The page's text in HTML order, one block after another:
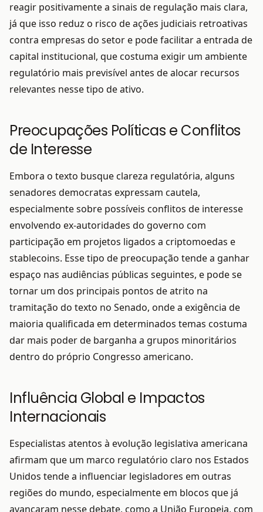
reagir positivamente a sinais de regulação mais clara,
já que isso reduz o risco de ações judiciais retroativas
contra empresas do setor e pode facilitar a entrada de
capital institucional, que costuma exigir um ambiente
regulatório mais previsível antes de alocar recursos
relevantes nesse tipo de ativo.
Preocupações Políticas e Conflitos
de Interesse
Embora o texto busque clareza regulatória, alguns
senadores democratas expressam cautela,
especialmente sobre possíveis conflitos de interesse
envolvendo ex-autoridades do governo com
participação em projetos ligados a criptomoedas e
stablecoins. Esse tipo de preocupação tende a ganhar
espaço nas audiências públicas seguintes, e pode se
tornar um dos principais pontos de atrito na
tramitação do texto no Senado, onde a exigência de
maioria qualificada em determinados temas costuma
dar mais poder de barganha a grupos minoritários
dentro do próprio Congresso americano.
Influência Global e Impactos
Internacionais
Especialistas atentos à evolução legislativa americana
afirmam que um marco regulatório claro nos Estados
Unidos tende a influenciar legisladores em outras
regiões do mundo, especialmente em blocos que já
avançaram nesse debate, como a União Europeia, com